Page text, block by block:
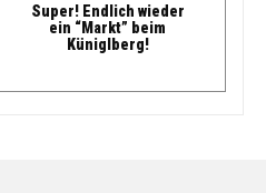
Super! Endlich wieder
ein “Markt” beim
Küniglberg!